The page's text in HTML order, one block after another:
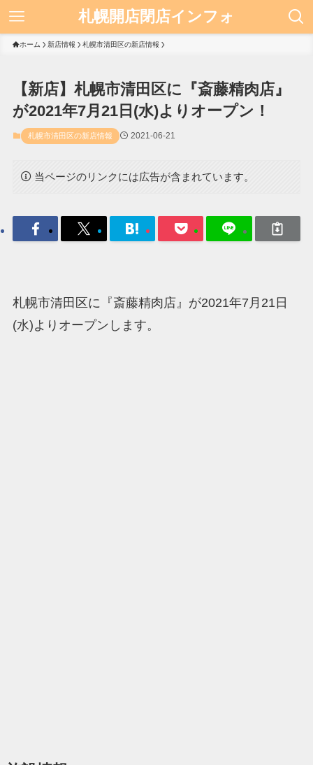
札幌開店閉店インフォ
ホーム 新店情報 札幌市清田区の新店情報
【新店】札幌市清田区に『斎藤精肉店』
が2021年7月21日(水)よりオープン！
札幌市清田区の新店情報 2021-06-21
当ページのリンクには広告が含まれています。
札幌市清田区に『斎藤精肉店』が2021年7月21日
(水)よりオープンします。